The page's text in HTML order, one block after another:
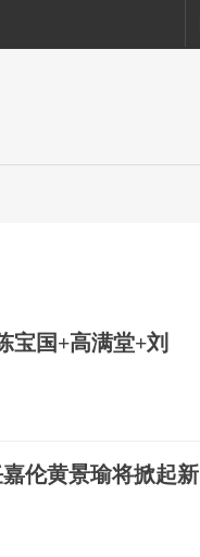
宝国+高满堂+刘
伦黄景瑜将掀起新